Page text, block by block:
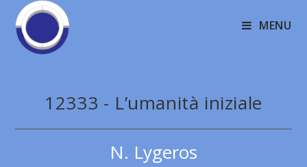
MENU
12333 - L’umanità iniziale
N. Lygeros